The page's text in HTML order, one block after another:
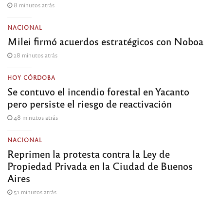
8 minutos atrás
NACIONAL
Milei firmó acuerdos estratégicos con Noboa
28 minutos atrás
HOY CÓRDOBA
Se contuvo el incendio forestal en Yacanto
pero persiste el riesgo de reactivación
48 minutos atrás
NACIONAL
Reprimen la protesta contra la Ley de
Propiedad Privada en la Ciudad de Buenos
Aires
51 minutos atrás